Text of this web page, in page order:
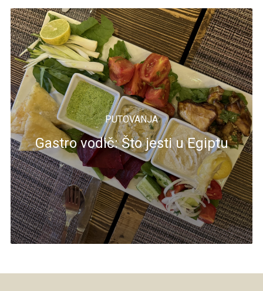
PUTOVANJA
Gastro vodič: Što jesti u Egiptu